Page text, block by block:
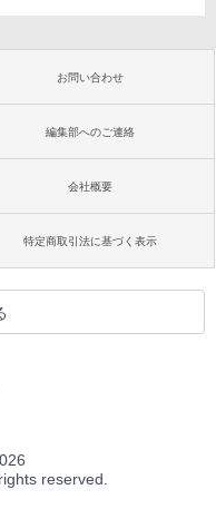
お問い合わせ
編集部へのご連絡
会社概要
特定商取引法に基づく表示
reserved.